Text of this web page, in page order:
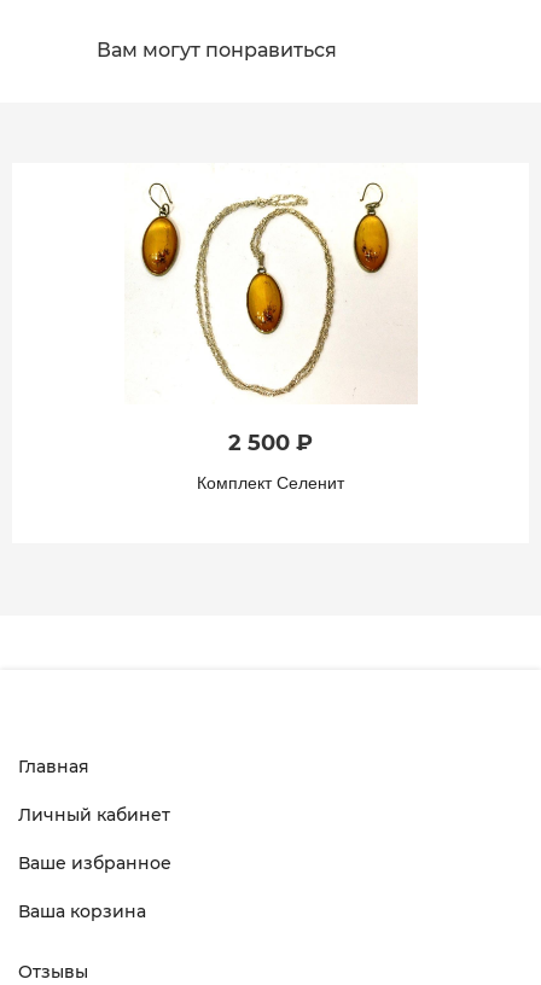
Вам могут понравиться
2 500 ₽
Комплект Селенит
Главная
Личный кабинет
Ваше избранное
Ваша корзина
Отзывы